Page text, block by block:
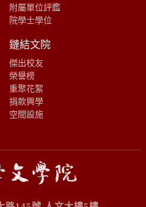
附屬單位評鑑
院學士學位
鏈結文院
傑出校友
榮譽榜
重聚花絮
捐款興學
空間設施